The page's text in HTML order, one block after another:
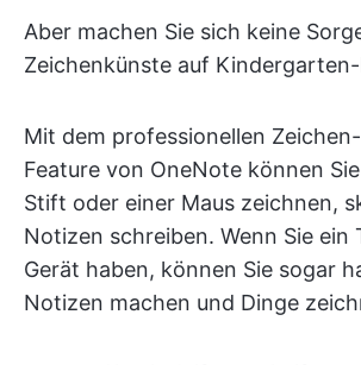
Aber machen Sie sich keine
Zeichenkünste auf
Mit dem professionellen
Feature von OneNote können
Stift oder einer Maus zeichnen,
Notizen schreiben. Wenn Sie ein
Gerät haben, können Sie sogar
Notizen machen und Dinge